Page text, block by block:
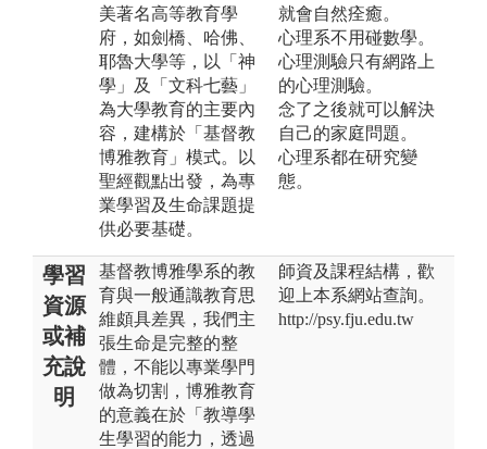
美著名高等教育學
府，如劍橋、哈佛、
耶魯大學等，以「神
學」及「文科七藝」
為大學教育的主要內
容，建構於「基督教
博雅教育」模式。以
聖經觀點出發，為專
業學習及生命課題提
供必要基礎。
就會自然痊癒。
心理系不用碰數學。
心理測驗只有網路上
的心理測驗。
念了之後就可以解決
自己的家庭問題。
心理系都在研究變
態。
學習
資源
或補
充說
明
基督教博雅學系的教
育與一般通識教育思
維頗具差異，我們主
張生命是完整的整
體，不能以專業學門
做為切割，博雅教育
的意義在於「教導學
生學習的能力，透過
師資及課程結構，歡
迎上本系網站查詢。
http://psy.fju.edu.tw